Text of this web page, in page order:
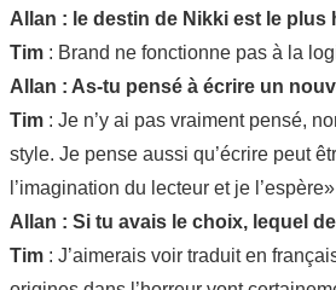
Allan : le destin de Nikki est le plus
Tim : Brand ne fonctionne pas à la
Allan : As-tu pensé à écrire un
Tim : Je n’y ai pas vraiment pensé,
style. Je pense aussi qu’écrire peut
l’imagination du lecteur et je
Allan : Si tu avais le choix, lequel
Tim : J’aimerais voir traduit en